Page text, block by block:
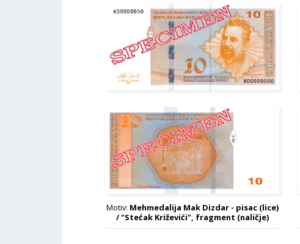
Motiv: Mehmedalija Mak Dizdar - pisac (lice)
/ "Stećak Križevići", fragment (naličje)